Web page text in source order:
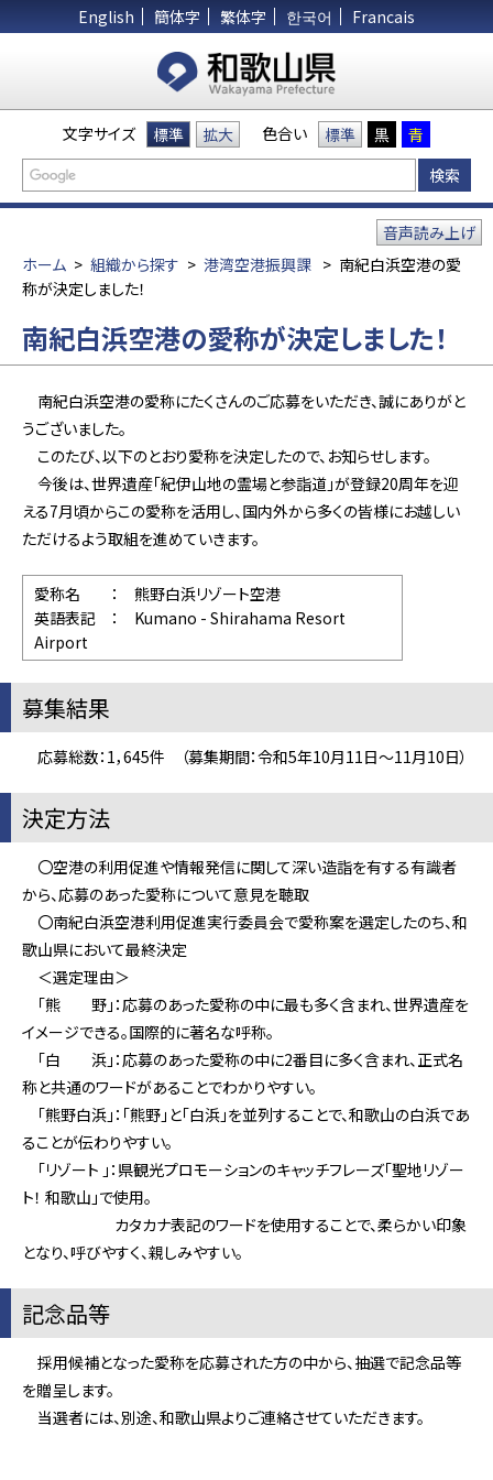
English 簡体字 繁体字 한국어 Francais
文字サイズ 標準 拡大 色合い 標準 黒 青
ホーム > 組織から探す > 港湾空港振興課 > 南紀白浜空港の愛
称が決定しました！
音声読み上げ
南紀白浜空港の愛称が決定しました！
南紀白浜空港の愛称にたくさんのご応募をいただき、誠にありがと
うございました。
このたび、以下のとおり愛称を決定したので、お知らせします。
今後は、世界遺産「紀伊山地の霊場と参詣道」が登録20周年を迎
える7月頃からこの愛称を活用し、国内外から多くの皆様にお越しい
ただけるよう取組を進めていきます。
愛称名 ： 熊野白浜リゾート空港
英語表記 ： Kumano - Shirahama Resort
Airport
募集結果
応募総数： 1，645件 （募集期間：令和5年10月11日～11月10日）
決定方法
〇空港の利用促進や情報発信に関して深い造詣を有する有識者
から、応募のあった愛称について意見を聴取
〇南紀白浜空港利用促進実行委員会で愛称案を選定したのち、和
歌山県において最終決定
＜選定理由＞
「熊 野」：応募のあった愛称の中に最も多く含まれ、世界遺産を
イメージできる。国際的に著名な呼称。
「白 浜」：応募のあった愛称の中に2番目に多く含まれ、正式名
称と共通のワードがあることでわかりやすい。
「熊野白浜」： 「熊野」と「白浜」を並列することで、和歌山の白浜であ
ることが伝わりやすい。
「リゾート 」： 県観光プロモーションのキャッチフレーズ「聖地リゾー
ト！ 和歌山」で使用。
カタカナ表記のワードを使用することで、柔らかい印象
となり、呼びやすく、親しみやすい。
記念品等
採用候補となった愛称を応募された方の中から、抽選で記念品等
を贈呈します。
当選者には、別途、和歌山県よりご連絡させていただきます。